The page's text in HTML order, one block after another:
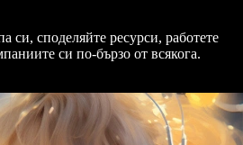
си, споделяйте ресурси, работете
си по-бързо от всякога.